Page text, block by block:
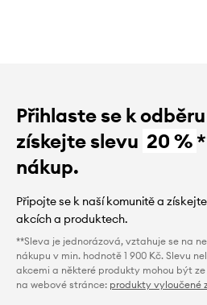
Přihlaste se k
získejte slevu 20 %
nákup.
Připojte se k naší komunitě a
akcích a produktech.
**Sleva je jednorázová, vztahuje se na
nákupu v min. hodnotě 1 900 Kč. Slevu
akcemi a některé produkty mohou být
na webové stránce: produkty vyloučené